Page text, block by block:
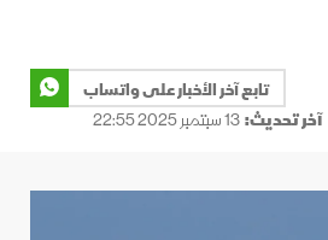
تابع آخر الأخبار على واتساب
آخر تحديث:13 سبتمبر 2025 22:55